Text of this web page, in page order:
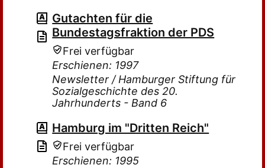
Gutachten für die
Bundestagsfraktion der PDS
Frei verfügbar
Erschienen: 1997
Newsletter / Hamburger Stiftung für
Sozialgeschichte des 20.
Jahrhunderts - Band 6
Hamburg im "Dritten Reich"
Frei verfügbar
Erschienen: 1995